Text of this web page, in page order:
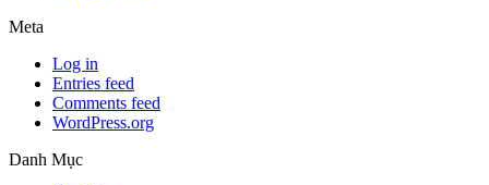
Meta
Log in
Entries feed
Comments feed
WordPress.org
Danh Mục